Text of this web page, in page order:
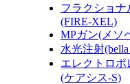
フラクショナ
(FIRE-XEL)
MPガン(メソ
水光注射
エレクトロポ
(ケアシス-S)